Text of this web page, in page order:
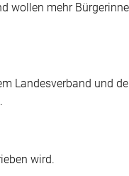
wollen mehr
Landesverband und
wird.